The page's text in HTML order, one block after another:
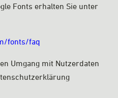
Fonts erhalten Sie unter
fonts/faq
Umgang mit Nutzerdaten